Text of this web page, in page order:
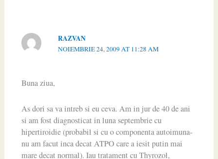
RAZVAN
NOIEMBRIE 24, 2009 AT 11:28 AM
Buna ziua,
As dori sa va intreb si eu ceva. Am in jur de 40 de ani
si am fost diagnosticat in luna septembrie cu
hipertiroidie (probabil si cu o componenta autoimuna-
nu am facut inca decat ATPO care a iesit putin mai
mare decat normal). Iau tratament cu Thyrozol,